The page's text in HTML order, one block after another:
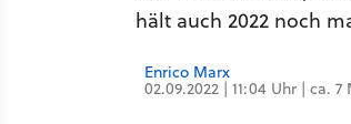
hält auch 2022 noch
Enrico Marx
02.09.2022 | 11:04 Uhr | ca.